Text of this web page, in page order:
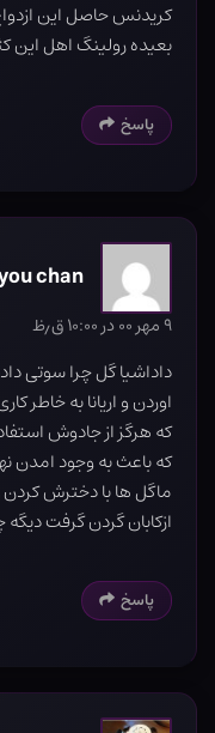
کریدنس حاصل این
بعیده رولینگ اهل این
پاسخ
chan
۹ مهر ۰۰ در ۱۰:۰۰ ق٫ظ
داداشیا گل چرا سوتی
اوردن و اریانا به
که هرگز از جادوش
که باعث به وجود امدن
ماگل ها با دخترش
ازکابان گردن گرفت
پاسخ